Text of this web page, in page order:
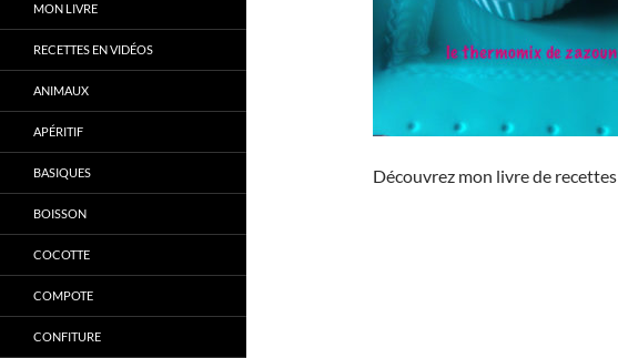
Découvrez mon livre de recettes
MON LIVRE
RECETTES EN VIDÉOS
ANIMAUX
APÉRITIF
BASIQUES
BOISSON
COCOTTE
COMPOTE
CONFITURE